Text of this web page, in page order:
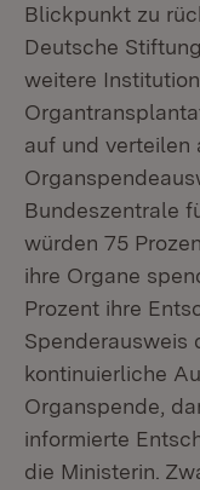
Blickpunkt zu
Deutsche
weitere
auf und verteilen
Bundeszentrale
würden 75
ihre Organe
Prozent ihre
Spenderausweis
kontinuierliche
Organspende,
informierte
die Ministerin.